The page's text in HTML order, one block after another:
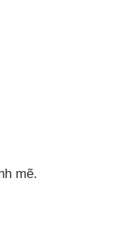
mẽ.